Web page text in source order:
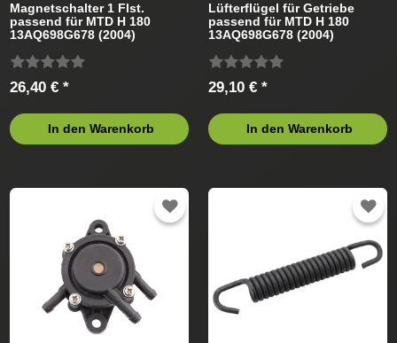
Magnetschalter 1 Flst.
passend für MTD H 180
13AQ698G678 (2004)
26,40 € *
In den Warenkorb
Lüfterflügel für Getriebe
passend für MTD H 180
13AQ698G678 (2004)
29,10 € *
In den Warenkorb